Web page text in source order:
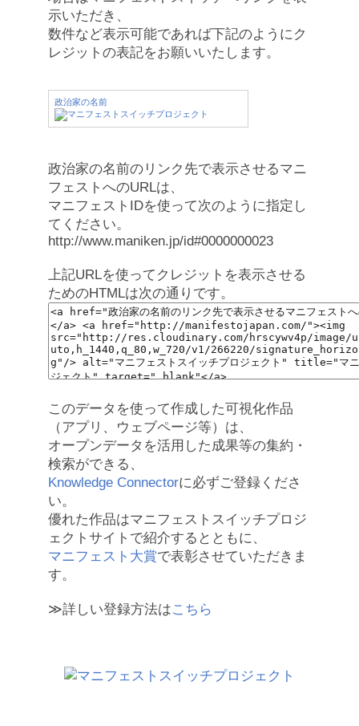
示いただき、
数件など表示可能であれば下記のようにク
レジットの表記をお願いいたします。
政治家の名前
政治家の名前のリンク先で表示させるマニ
フェストへのURLは、
マニフェストIDを使って次のように指定し
てください。
http://www.maniken.jp/id#0000000023
上記URLを使ってクレジットを表示させる
ためのHTMLは次の通りです。
このデータを使って作成した可視化作品
（アプリ、ウェブページ等）は、
オープンデータを活用した成果等の集約・
検索ができる、
Knowledge Connectorに必ずご登録くださ
い。
優れた作品はマニフェストスイッチプロジ
ェクトサイトで紹介するとともに、
マニフェスト大賞で表彰させていただきま
す。
≫詳しい登録方法はこちら